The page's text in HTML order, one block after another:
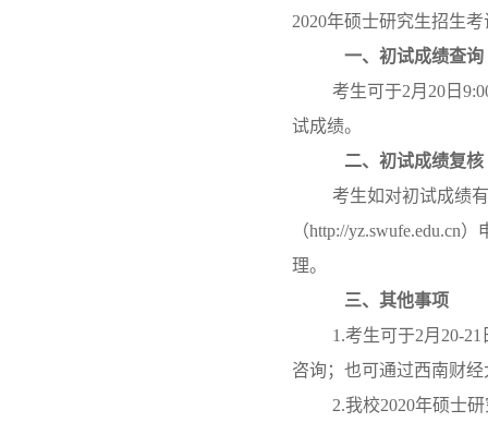
2020年硕士研究生招生
一、 初试成绩查询
考生可于2月20日
试成绩。
二、 初试成绩复核
考生如对初试成绩
（http://yz.swufe.edu.cn
理。
三、 其他事项
1.考生可于2月20-
咨询；也可通过西南财经
2.我校2020年硕士